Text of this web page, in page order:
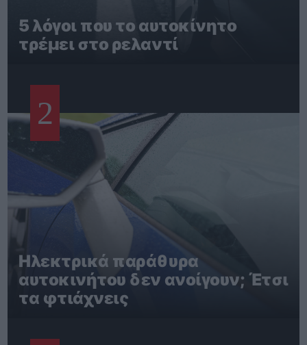
5 λόγοι που το αυτοκίνητο
τρέμει στο ρελαντί
2
Ηλεκτρικά παράθυρα
αυτοκινήτου δεν ανοίγουν; Έτσι
τα φτιάχνεις